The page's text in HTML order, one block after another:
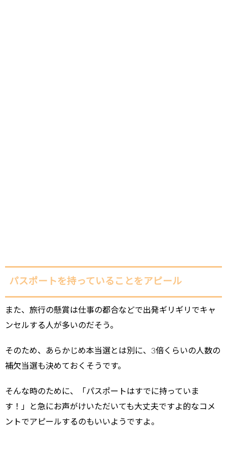
パスポートを持っていることをアピール
また、旅行の懸賞は仕事の都合などで出発ギリギリでキャ
ンセルする人が多いのだそう。
そのため、あらかじめ本当選とは別に、3倍くらいの人数の
補欠当選も決めておくそうです。
そんな時のために、
「パスポートはすでに持っていま
す！」
と急にお声がけいただいても大丈夫ですよ的なコメ
ントでアピールするのもいいようですよ。